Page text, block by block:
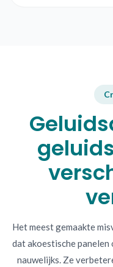
Het meest gemaakte
dat akoestische
nauwelijks. Ze